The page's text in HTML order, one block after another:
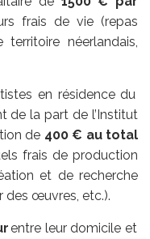
frais de vie (repas
néerlandais,
en résidence du
de la part de l’Institut
de 400 € au total
frais de production
et de recherche
des œuvres, etc.).
entre leur domicile et